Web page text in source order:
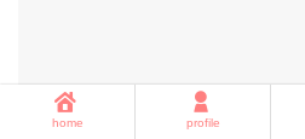
home profile